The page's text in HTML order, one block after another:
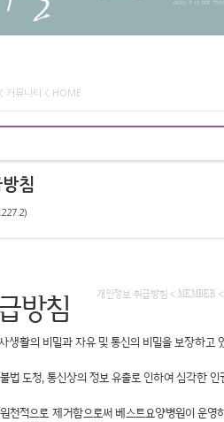
커뮤니티 < HOME
침
방침 개인정보 취급방침 < MEMBER
생활의 비밀과 자유 및 통신의 비밀을 보장하
법 도청, 통신상의 정보 유출로 인하여 심각한
천적으로 제거함으로써 베스트요양병원이 운